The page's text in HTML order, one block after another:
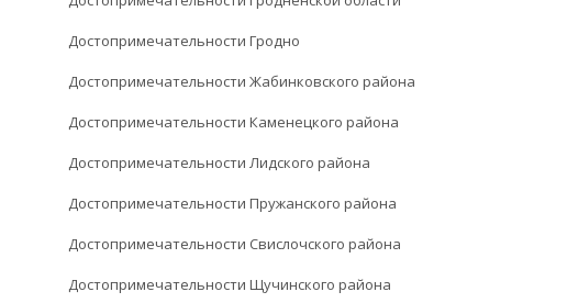
Достопримечательности Гродно
Достопримечательности Жабинковского района
Достопримечательности Каменецкого района
Достопримечательности Лидского района
Достопримечательности Пружанского района
Достопримечательности Свислочского района
Достопримечательности Щучинского района